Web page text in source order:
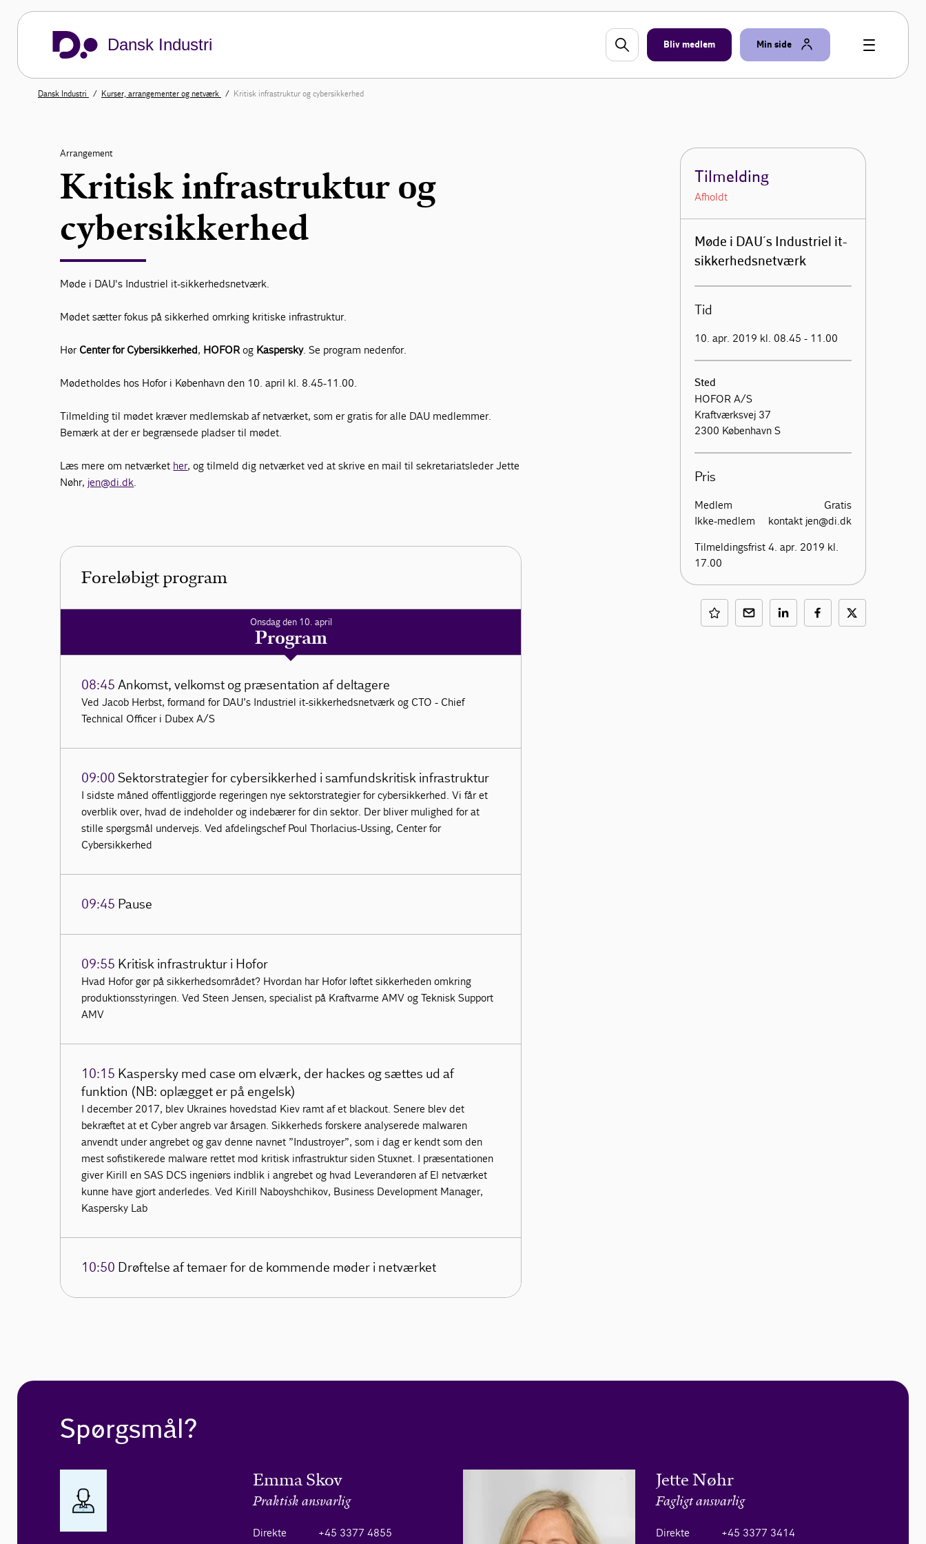
Dansk Industri Bliv medlem Min side
Dansk Industri Kurser, arrangementer og netværk Kritisk infrastruktur og cybersikkerhed
Arrangement
Kritisk infrastruktur og
cybersikkerhed
Møde i DAU's Industriel it-sikkerhedsnetværk.
Mødet sætter fokus på sikkerhed omrking kritiske infrastruktur.
Hør Center for Cybersikkerhed, HOFORog Kaspersky. Se program nedenfor.
Mødet holdes hos Hofor i København den 10. april kl. 8.45-11.00.
Tilmelding til mødet kræver medlemskab af netværket, som er gratis for alle DAU medlemmer.
Bemærk at der er begrænsede pladser til mødet.
Læs mere om netværket her, og tilmeld dig netværket ved at skrive en mail til sekretariatsleder Jette
Nøhr, jen@di.dk.
Foreløbigt program
Onsdag den 10. april
Program
08:45 Ankomst, velkomst og præsentation af deltagere
Ved Jacob Herbst, formand for DAU’s Industriel it-sikkerhedsnetværk og CTO - Chief
Technical Officer i Dubex A/S
09:00 Sektorstrategier for cybersikkerhed i samfundskritisk infrastruktur
I sidste måned offentliggjorde regeringen nye sektorstrategier for cybersikkerhed. Vi får et
overblik over, hvad de indeholder og indebærer for din sektor. Der bliver mulighed for at
stille spørgsmål undervejs. Ved afdelingschef Poul Thorlacius-Ussing, Center for
Cybersikkerhed
09:45 Pause
09:55 Kritisk infrastruktur i Hofor
Hvad Hofor gør på sikkerhedsområdet? Hvordan har Hofor løftet sikkerheden omkring
produktionsstyringen. Ved Steen Jensen, specialist på Kraftvarme AMV og Teknisk Support
AMV
10:15 Kaspersky med case om elværk, der hackes og sættes ud af
funktion (NB: oplægget er på engelsk)
I december 2017, blev Ukraines hovedstad Kiev ramt af et blackout. Senere blev det
bekræftet at et Cyber angreb var årsagen. Sikkerheds forskere analyserede malwaren
anvendt under angrebet og gav denne navnet ”Industroyer”, som i dag er kendt som den
mest sofistikerede malware rettet mod kritisk infrastruktur siden Stuxnet. I præsentationen
giver Kirill en SAS DCS ingeniørs indblik i angrebet og hvad Leverandøren af El netværket
kunne have gjort anderledes. Ved Kirill Naboyshchikov, Business Development Manager,
Kaspersky Lab
10:50 Drøftelse af temaer for de kommende møder i netværket
Tilmelding
Afholdt
Møde i DAU´s Industriel it-
sikkerhedsnetværk
Tid
10. apr. 2019 kl. 08.45 - 11.00
Sted
HOFOR A/S
Kraftværksvej 37
2300 København S
Pris
Medlem
Gratis
Ikke-medlem
kontakt jen@di.dk
Tilmeldingsfrist 4. apr. 2019 kl.
17.00
Spørgsmål?
Emma Skov
Praktisk ansvarlig
Direkte +45 3377 4855
Jette Nøhr
Fagligt ansvarlig
Direkte +45 3377 3414